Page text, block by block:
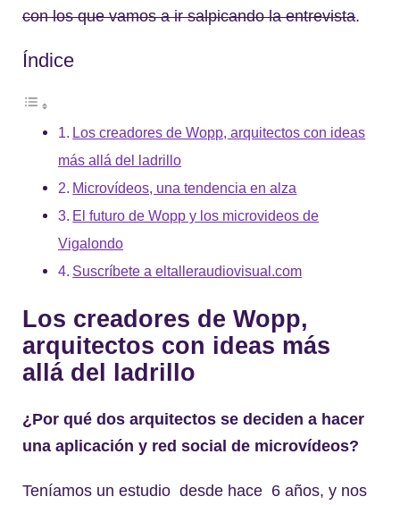
con los que vamos a ir salpicando la entrevista.
Índice
Los creadores de Wopp, arquitectos con ideas
más allá del ladrillo
Microvídeos, una tendencia en alza
El futuro de Wopp y los microvideos de
Vigalondo
Suscríbete a eltalleraudiovisual.com
Los creadores de Wopp,
arquitectos con ideas más
allá del ladrillo
¿Por qué dos arquitectos se deciden a hacer
una aplicación y red social de microvídeos?
Teníamos un estudio desde hace 6 años, y nos